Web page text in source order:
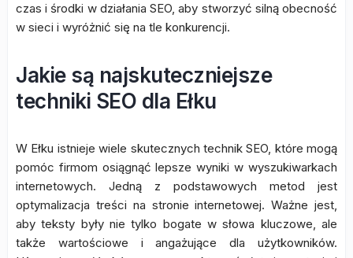
czas i środki w działania SEO, aby stworzyć silną obecność
w sieci i wyróżnić się na tle konkurencji.
Jakie są najskuteczniejsze
techniki SEO dla Ełku
W Ełku istnieje wiele skutecznych technik SEO, które mogą
pomóc firmom osiągnąć lepsze wyniki w wyszukiwarkach
internetowych. Jedną z podstawowych metod jest
optymalizacja treści na stronie internetowej. Ważne jest,
aby teksty były nie tylko bogate w słowa kluczowe, ale
także wartościowe i angażujące dla użytkowników.